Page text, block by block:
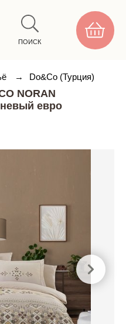
ПОИСК
→ Do&Co (Турция)
NORAN
евро